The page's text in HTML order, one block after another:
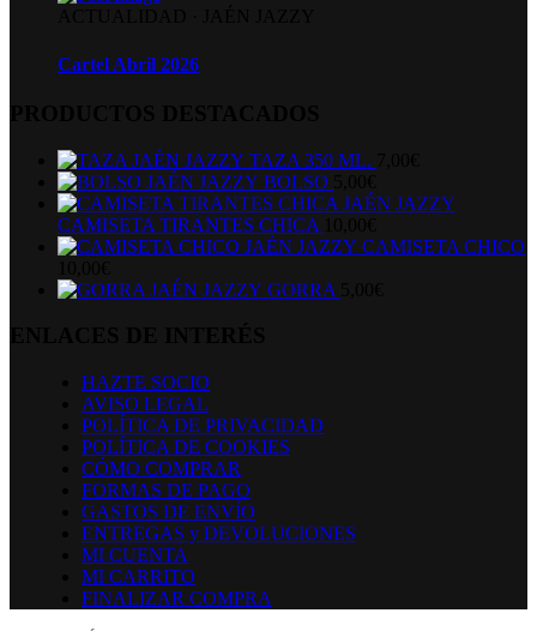
Cartel Abril 2026
TAZA 350 ML.
BOLSO
CAMISETA TIRANTES CHICA
CAMISETA CHICO
GORRA
HAZTE SOCIO
AVISO LEGAL
POLÍTICA DE PRIVACIDAD
POLÍTICA DE COOKIES
CÓMO COMPRAR
FORMAS DE PAGO
GASTOS DE ENVÍO
ENTREGAS y DEVOLUCIONES
MI CUENTA
MI CARRITO
FINALIZAR COMPRA